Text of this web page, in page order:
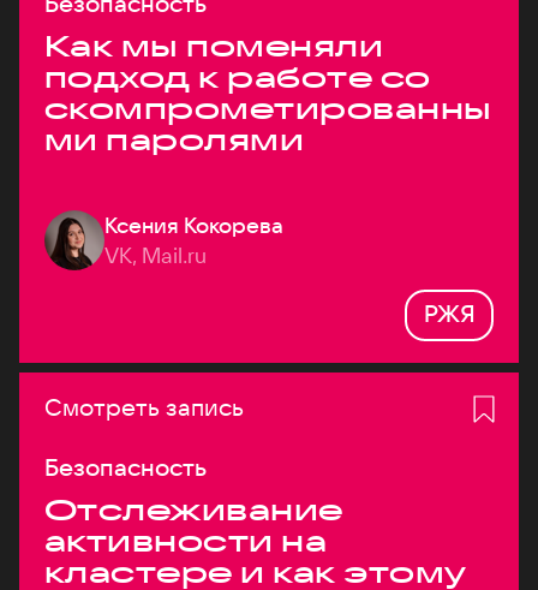
Как мы поменяли
подход к работе со
скомпрометированны
ми паролями
Ксения Кокорева
VK, Mail.ru
РЖЯ
Смотреть запись
Безопасность
Отслеживание
активности на
кластере и как этому